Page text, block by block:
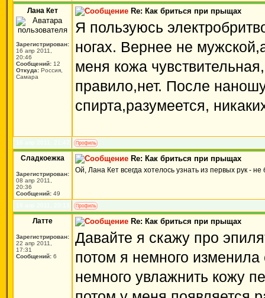
Лана Кет
Зарегистрирован:
16 апр 2011,
20:46
Сообщений: 12
Откуда: Россия,
Самара
Re: Как бриться при прыщах
Я пользуюсь
ногах. Вернее не
меня кожа
правило,нет. После
спирта,разумеется,
Сладкоежка
Зарегистрирован:
08 апр 2011,
20:36
Сообщений: 49
Re: Как бриться при прыщах
Ой, Лана Кет всегда хотелось узнать из первых рук -
Латте
Зарегистрирован:
22 апр 2011,
17:31
Сообщений: 6
Re: Как бриться при прыщах
Давайте я скажу про
потом я немного изменила
немного увлажнить кожу